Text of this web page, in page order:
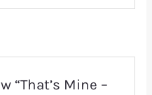
“That’s Mine –